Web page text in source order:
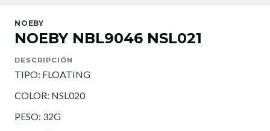
NOEBY
NOEBY NBL9046 NSL021
DESCRIPCIÓN
TIPO: FLOATING
COLOR: NSL020
PESO: 32G